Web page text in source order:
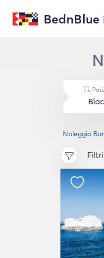
BednBlue
Noleggio
Filtri